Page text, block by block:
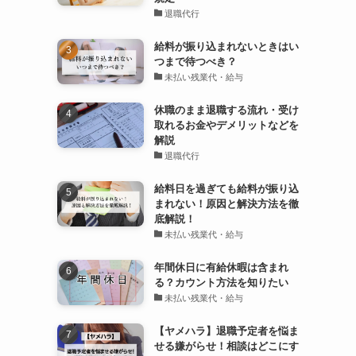
退職代行
給料が振り込まれないときはい
つまで待つべき？
未払い残業代・給与
休職のまま退職する流れ・受け
取れるお金やデメリットなどを
解説
退職代行
給料日を過ぎても給料が振り込
まれない！原因と解決方法を徹
底解説！
未払い残業代・給与
年間休日に有給休暇は含まれ
る？カウント方法を知りたい
未払い残業代・給与
【ヤメハラ】退職予定者を悩ま
せる嫌がらせ！相談はどこにす